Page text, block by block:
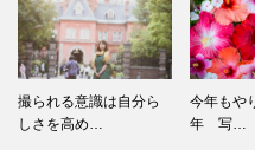
今年もやります！2018
年 写…
サイト公